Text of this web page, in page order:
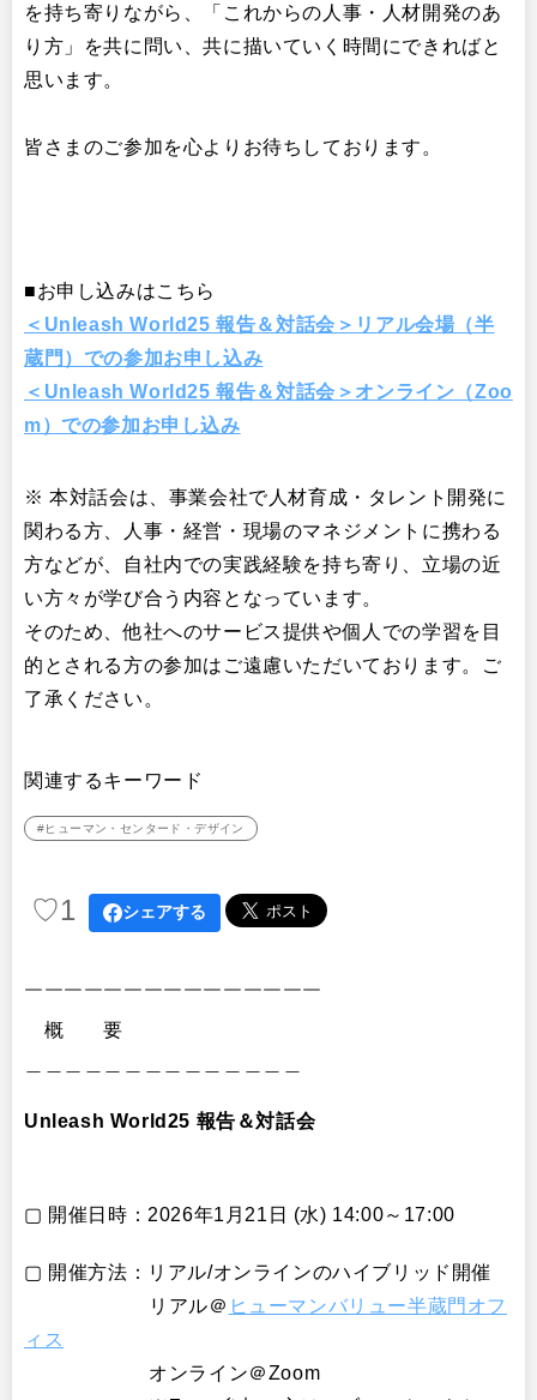
を持ち寄りながら、「これからの人事・人材開発のあ
り方」を共に問い、共に描いていく時間にできればと
思います。
皆さまのご参加を心よりお待ちしております。
■お申し込みはこちら
＜Unleash World25 報告＆対話会＞リアル会場（半
蔵門）での参加お申し込み
＜Unleash World25 報告＆対話会＞オンライン（Zoo
m）での参加お申し込み
※ 本対話会は、事業会社で人材育成・タレント開発に
関わる方、人事・経営・現場のマネジメントに携わる
方などが、自社内での実践経験を持ち寄り、立場の近
い方々が学び合う内容となっています。
そのため、他社へのサービス提供や個人での学習を目
的とされる方の参加はご遠慮いただいております。ご
了承ください。
関連するキーワード
#ヒューマン・センタード・デザイン
♡1 シェアする
￣￣￣￣￣￣￣￣￣￣￣￣￣￣￣
概 要
Unleash World25 報告＆対話会
▢ 開催日時：2026年1月21日 (水) 14:00～17:00
▢ 開催方法：リアル/オンラインのハイブリッド開催
リアル＠ ヒューマンバリュー半蔵門オフ
ィス
オンライン＠Zoom